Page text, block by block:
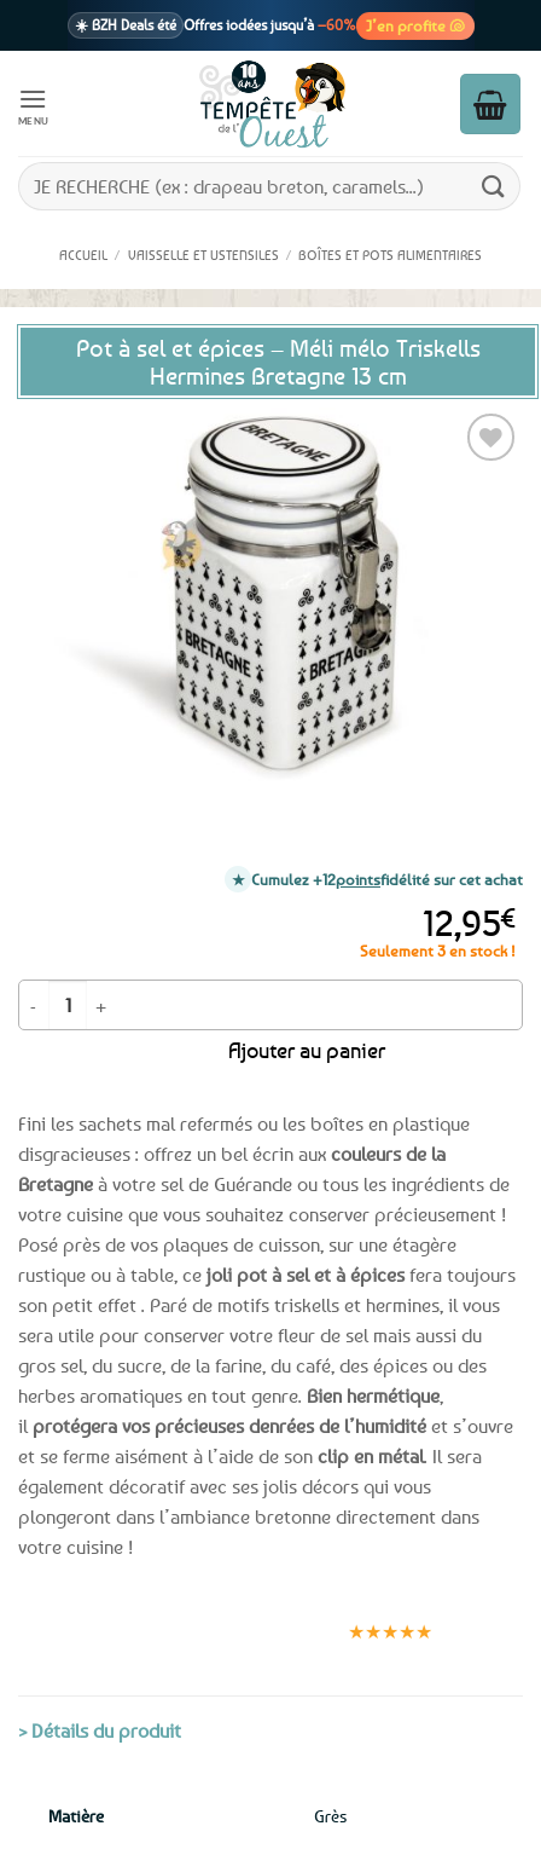
☀️ BZH Deals été Offres iodées jusqu’à –60% J’en profite 🐚
1 cadeau offertdès 39€ d’achats
En point relais dès 3,95€ seulement
MENU
Recherche
pour :
ACCUEIL / VAISSELLE ET USTENSILES / BOÎTES ET POTS ALIMENTAIRES
Pot à sel et épices – Méli mélo Triskells
Hermines Bretagne 13 cm
Fini les sachets mal refermés ou les boîtes en plastique
disgracieuses : offrez un bel écrin aux couleurs de la
Bretagne à votre sel de Guérande ou tous les ingrédients de
votre cuisine que vous souhaitez conserver précieusement !
Posé près de vos plaques de cuisson, sur une étagère
rustique ou à table, ce joli pot à sel et à épicesfera toujours
son petit effet . Paré de motifs triskells et hermines, il vous
sera utile pour conserver votre fleur de sel mais aussi du
gros sel, du sucre, de la farine, du café, des épices ou des
herbes aromatiques en tout genre. Bien hermétique,
il protégera vos précieuses denrées de l’humidité et s’ouvre
et se ferme aisément à l’aide de son clip en métal. Il sera
également décoratif avec ses jolis décors qui vous
plongeront dans l’ambiance bretonne directement dans
votre cuisine !
12,95€
Seulement 3 en stock !
quantité de Pot à sel et épices – Méli mélo Triskells Hermines Bretagne
Ajouter au panier
Cumulez +12pointsfidélité sur cet achat
★★★★★
> Détails du produit
Matière Grès